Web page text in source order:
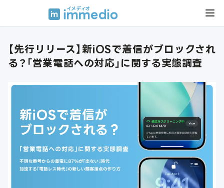
【先行リリース】新iOSで着信がブロックされ
る？「営業電話への対応」に関する実態調査